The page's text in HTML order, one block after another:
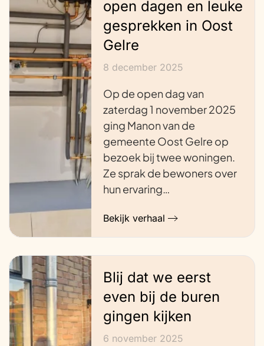
open dagen en leuke
gesprekken in Oost
Gelre
8 december 2025
Op de open dag van
zaterdag 1 november 2025
ging Manon van de
gemeente Oost Gelre op
bezoek bij twee woningen.
Ze sprak de bewoners over
hun ervaring…
Bekijk verhaal
Blij dat we eerst
even bij de buren
gingen kijken
6 november 2025